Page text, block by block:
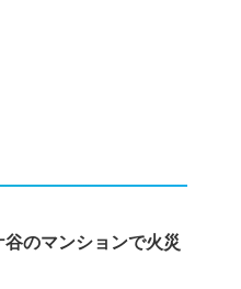
のマンションで火災